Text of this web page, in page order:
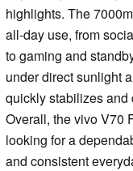
highlights. The
all-day use, from
to gaming and
under direct sunlight
quickly stabilizes and
Overall, the vivo V70
looking for a
and consistent